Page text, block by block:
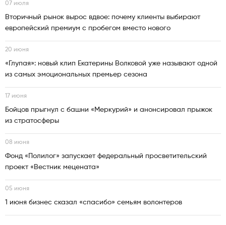
07 июля
Вторичный рынок вырос вдвое: почему клиенты выбирают
европейский премиум с пробегом вместо нового
20 июня
«Глупая»: новый клип Екатерины Волковой уже называют одной
из самых эмоциональных премьер сезона
17 июня
Бойцов прыгнул с башни «Меркурий» и анонсировал прыжок
из стратосферы
08 июня
Фонд «Полилог» запускает федеральный просветительский
проект «Вестник мецената»
05 июня
1 июня бизнес сказал «спасибо» семьям волонтеров